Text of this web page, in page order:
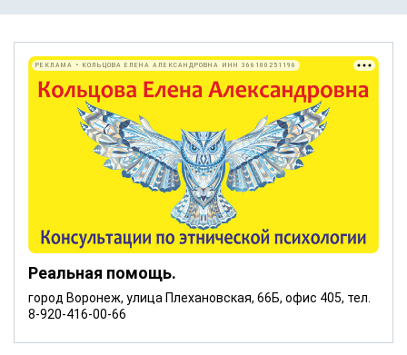
Реальная помощь.
город Воронеж, улица Плехановская, 66Б, офис 405, тел.
8-920-416-00-66
РЕКЛАМА • КОЛЬЦОВА ЕЛЕНА АЛЕКСАНДРОВНА ИНН 366100251196